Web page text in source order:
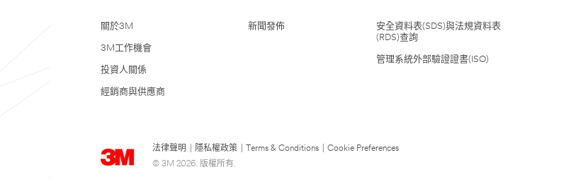
關於3M
3M工作機會
投資人關係
經銷商與供應商
新聞發佈
安全資料表(SDS)與法規資料表
(RDS)查詢
管理系統外部驗證證書(ISO)
法律聲明 隱私權政策 Terms & Conditions
Cookie Preferences
© 3M 2026. 版權所有.